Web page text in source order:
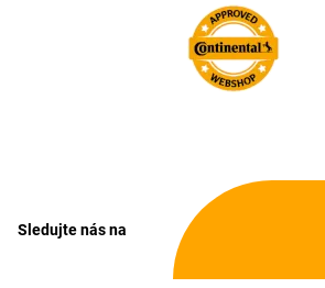
Sledujte nás na